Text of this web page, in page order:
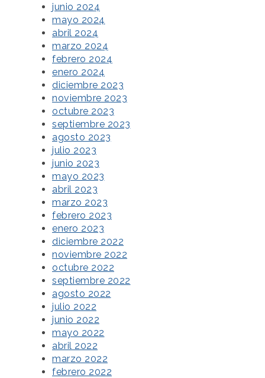
junio 2024
mayo 2024
abril 2024
marzo 2024
febrero 2024
enero 2024
diciembre 2023
noviembre 2023
octubre 2023
septiembre 2023
agosto 2023
julio 2023
junio 2023
mayo 2023
abril 2023
marzo 2023
febrero 2023
enero 2023
diciembre 2022
noviembre 2022
octubre 2022
septiembre 2022
agosto 2022
julio 2022
junio 2022
mayo 2022
abril 2022
marzo 2022
febrero 2022